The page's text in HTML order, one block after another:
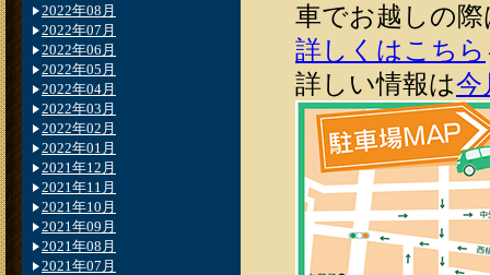
車でお越しの
詳しくはこちら
詳しい情報は今
2022年08月
2022年07月
2022年06月
2022年05月
2022年04月
2022年03月
2022年02月
2022年01月
2021年12月
2021年11月
2021年10月
2021年09月
2021年08月
2021年07月